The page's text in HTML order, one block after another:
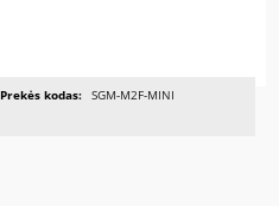
Prekės kodas: SGM-M2F-MINI